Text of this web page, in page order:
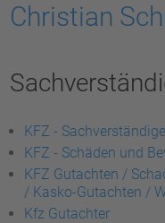
Christian
KFZ -
KFZ - Schäden und
KFZ Gutachten /
/ Kasko-Gutachten /
Kfz Gutachter